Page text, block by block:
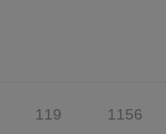
119 1156